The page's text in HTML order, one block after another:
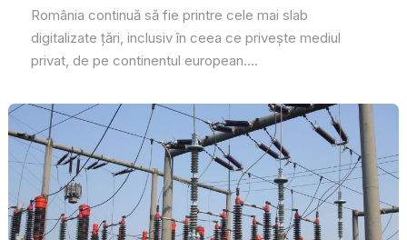
România continuă să fie printre cele mai slab
digitalizate țări, inclusiv în ceea ce privește mediul
privat, de pe continentul european....